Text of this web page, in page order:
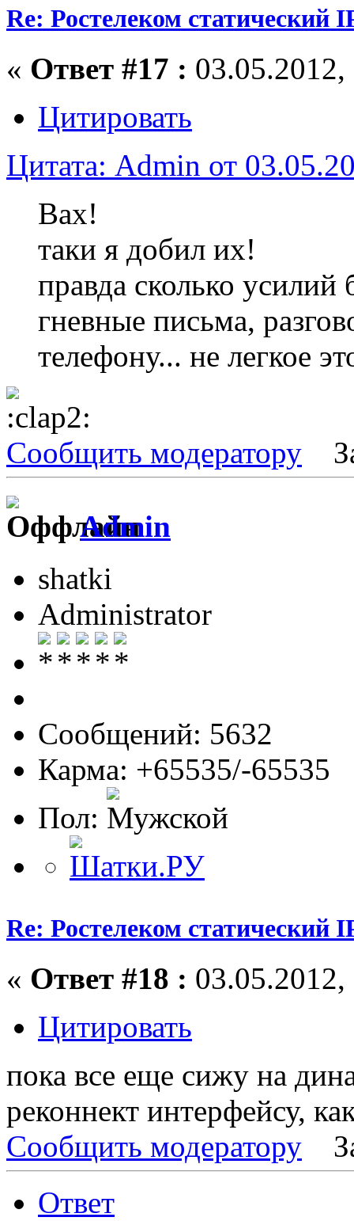
Re: Ростелеком статический
« Ответ #17 :
Цитировать
Цитата: Admin от
Вах!
таки я добил их!
правда сколько
гневные письма,
телефону... не легкое
Сообщить модератору
Admin
shatki
Administrator
Сообщений: 5632
Карма: +65535/-65535
Пол:
Re: Ростелеком статический
« Ответ #18 :
Цитировать
пока все еще сижу на
реконнект интерфейсу,
Сообщить модератору
Ответ